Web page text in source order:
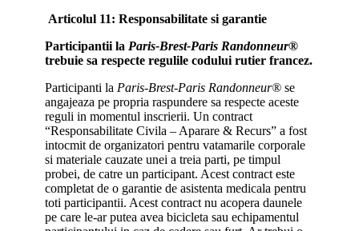
Articolul 11: Responsabilitate si garantie
Participantii la Paris-Brest-Paris Randonneur®
trebuie sa respecte regulile codului rutier francez.
Participanti la Paris-Brest-Paris Randonneur® se
angajeaza pe propria raspundere sa respecte aceste
reguli in momentul inscrierii. Un contract
“Responsabilitate Civila – Aparare & Recurs” a fost
intocmit de organizatori pentru vatamarile corporale
si materiale cauzate unei a treia parti, pe timpul
probei, de catre un participant. Acest contract este
completat de o garantie de asistenta medicala pentru
toti participantii. Acest contract nu acopera daunele
pe care le-ar putea avea bicicleta sau echipamentul